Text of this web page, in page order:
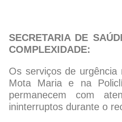
SECRETARIA DE
COMPLEXIDADE:
Os serviços de urgência
Mota Maria e na
permanecem com
ininterruptos durante o